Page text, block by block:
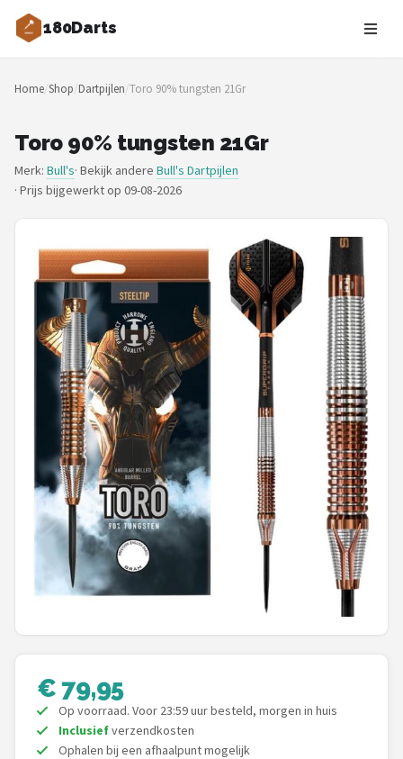
180Darts
Zoeken
NAVIGATIE
Merken
Blog
Dartspelers
Toernooien
Spelregels
Uitgooilijst
Dartshop
POPULAIRE MERKEN
Target
Winmau
Bull's
Dart
ABC Darts
Mission
Home/Shop/Dartpijlen/Toro 90% tungsten 21Gr
Toro 90% tungsten 21Gr
Merk: Bull's· Bekijk andere Bull's Dartpijlen
· Prijs bijgewerkt op 09-08-2026
€ 79,95
Op voorraad. Voor 23:59 uur besteld, morgen in huis
Inclusiefverzendkosten
Ophalen bij een afhaalpunt mogelijk